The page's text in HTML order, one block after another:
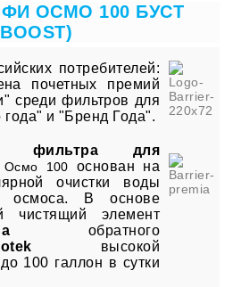
ОСМО 100 БУСТ
потребителей:
почетных премий
среди фильтров для
и "Бренд Года".
фильтра для
Осмо 100
основан на
очистки воды
осмоса. В основе
чистящий элемент
обратного
высокой
100 галлон в сутки